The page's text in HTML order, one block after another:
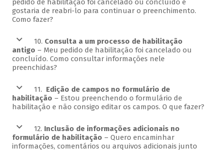
pedido de habilitação foi cancelado ou concluído e
gostaria de reabri-lo para continuar o preenchimento.
Como fazer?
10. Consulta a um processo de habilitação
antigo – Meu pedido de habilitação foi cancelado ou
concluído. Como consultar informações nele
preenchidas?
11. Edição de campos no formulário de
habilitação – Estou preenchendo o formulário de
habilitação e não consigo editar os campos. O que fazer?
12. Inclusão de informações adicionais no
formulário de habilitação – Quero encaminhar
informações, comentários ou arquivos adicionais junto